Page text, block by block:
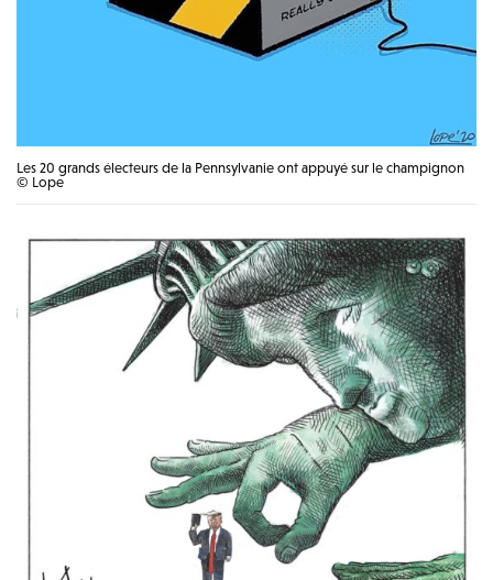
Les 20 grands électeurs de la Pennsylvanie ont appuyé sur le champignon
© Lope